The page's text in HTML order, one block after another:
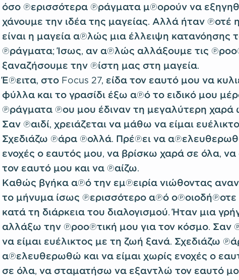
όσο περισσότερα πράγματα μπορούν να
χάνουμε την ιδέα της μαγείας. Αλλά ήταν ποτέ
είναι η μαγεία απλώς μια έλλειψη κατανόησης
πράγματα; Ίσως, αν απλώς αλλάξουμε τις
ξαναζήσουμε την πίστη μας στη μαγεία.
Έπειτα, στο Focus 27, είδα τον εαυτό μου να
φύλλα και το γρασίδι έξω από το ειδικό μου
πράγματα που μου έδιναν τη μεγαλύτερη χαρά
Σαν παιδί, χρειάζεται να μάθω να είμαι
Σχεδιάζω πάρα πολλά. Πρέπει να
ενοχές ο εαυτός μου, να βρίσκω χαρά σε όλα,
τον εαυτό μου και να παίζω.
Καθώς βγήκα από την εμπειρία νιώθοντας
το μήνυμα ίσως περισσότερο από
κατά τη διάρκεια του διαλογισμού. Ήταν μια
αλλάξω την προοπτική μου για τον κόσμο. Σαν
να είμαι ευέλικτος με τη ζωή ξανά. Σχεδιάζω
απελευθερωθώ και να είμαι χωρίς ενοχές ο
σε όλα, να σταματήσω να εξαντλώ τον εαυτό